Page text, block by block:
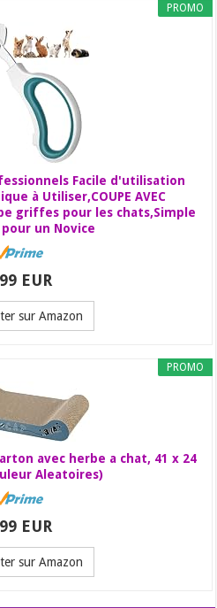
PROMO
Facile d'utilisation
à Utiliser,COUPE AVEC
griffes pour les chats,Simple
un Novice
EUR
sur Amazon
PROMO
avec herbe a chat, 41 x 24
Aleatoires)
EUR
sur Amazon